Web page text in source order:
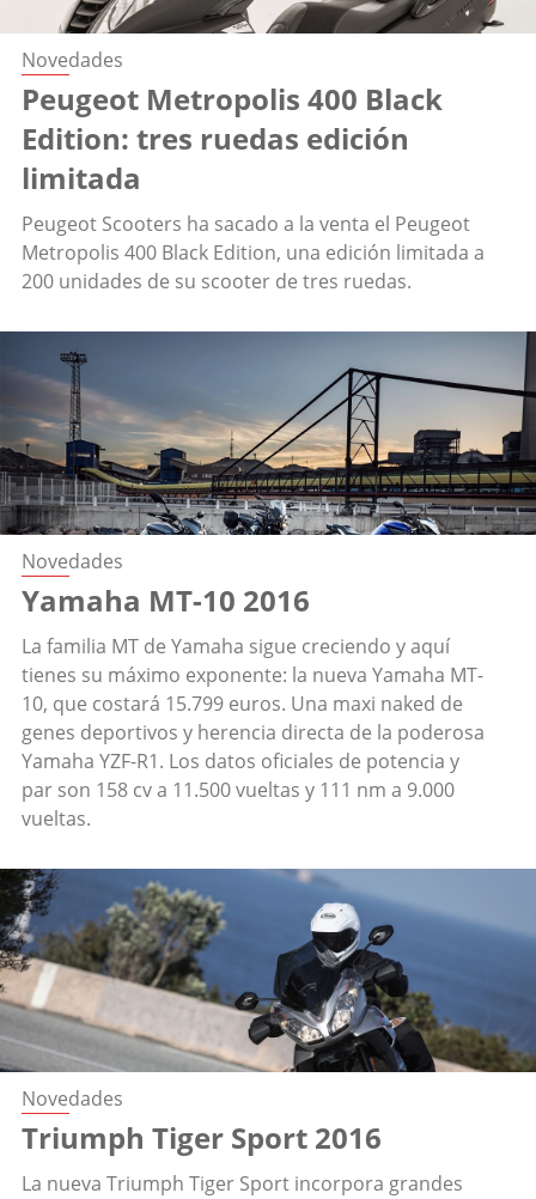
Novedades
Peugeot Metropolis 400 Black
Edition: tres ruedas edición
limitada
Peugeot Scooters ha sacado a la venta el Peugeot
Metropolis 400 Black Edition, una edición limitada a
200 unidades de su scooter de tres ruedas.
Novedades
Yamaha MT-10 2016
La familia MT de Yamaha sigue creciendo y aquí
tienes su máximo exponente: la nueva Yamaha MT-
10, que costará 15.799 euros. Una maxi naked de
genes deportivos y herencia directa de la poderosa
Yamaha YZF-R1. Los datos oficiales de potencia y
par son 158 cv a 11.500 vueltas y 111 nm a 9.000
vueltas.
Novedades
Triumph Tiger Sport 2016
La nueva Triumph Tiger Sport incorpora grandes